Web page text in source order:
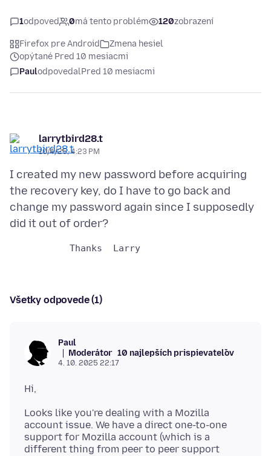
1odpoveď 0má tento problém 120zobrazení
Firefox pre Android
Zmena hesiel
opýtané Pred 10 mesiacmi
PaulodpovedalPred 10 mesiacmi
larrytbird28.t
10/4/25, 4:23 PM
I created my new password before acquiring
the recovery key, do I have to go back and
change my password again since I supposedly
Všetky odpovede (1)
Paul
Moderátor 10 najlepších prispievateľov
4. 10. 2025 22:17
Looks like you're dealing with a Mozilla
account issue. We have a direct one-to-one
support for Mozilla account (which is a
different thing from peer to peer support